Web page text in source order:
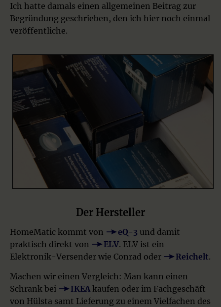
Ich hatte damals einen allgemeinen Beitrag zur
Begründung geschrieben, den ich hier noch einmal
veröffentliche.
Der Hersteller
HomeMatic kommt von eQ-3 und damit
praktisch direkt von
ELV. ELV ist ein
Elektronik-Versender wie Conrad oder
Reichelt.
Machen wir einen Vergleich: Man kann einen
Schrank bei
IKEAkaufen oder im Fachgeschäft
von Hülsta samt Lieferung zu einem Vielfachen des